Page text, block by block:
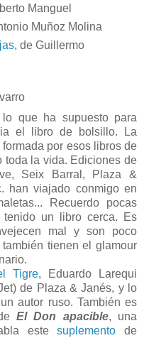
Manguel
Muñoz Molina
, de Guillermo
que ha supuesto para
el libro de bolsillo. La
por esos libros de
toda la vida. Ediciones de
Seix Barral, Plaza &
han viajado conmigo en
Recuerdo pocas
un libro cerca. Es
mal y son poco
tienen el glamour
Tigre, Eduardo Larequi
de Plaza & Janés, y lo
autor ruso. También es
El Don apacible, una
estesuplemento de